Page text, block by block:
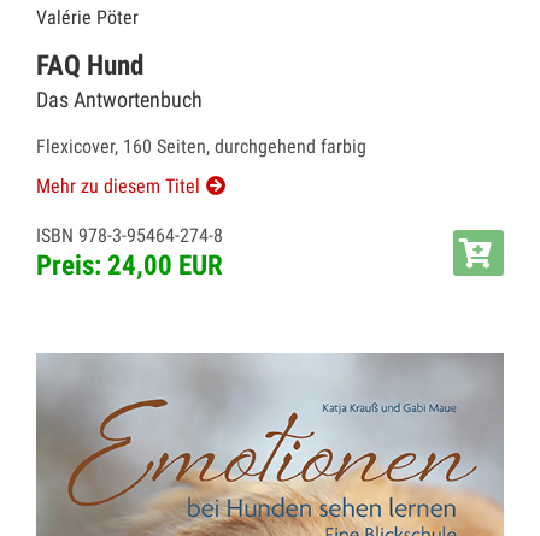
Valérie Pöter
FAQ Hund
Das Antwortenbuch
Flexicover, 160 Seiten, durchgehend farbig
Mehr zu diesem Titel
ISBN 978-3-95464-274-8
Preis: 24,00 EUR